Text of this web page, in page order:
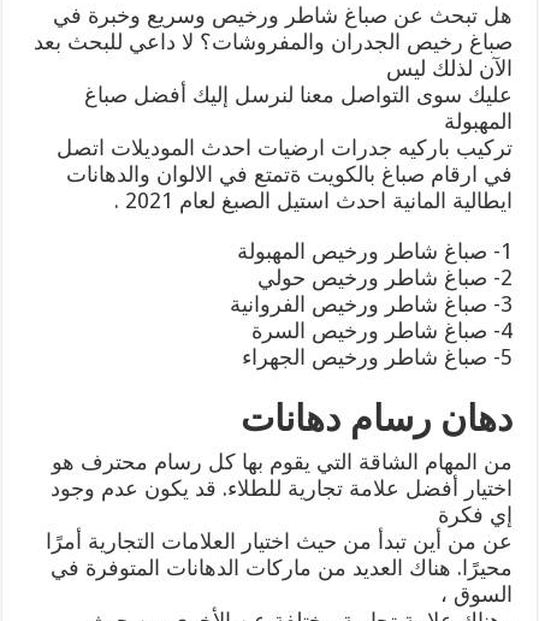
هل تبحث عن صباغ شاطر ورخيص وسريع وخبرة في
صباغ رخيص الجدران والمفروشات؟ لا داعي للبحث بعد
الآن لذلك ليس
عليك سوى التواصل معنا لنرسل إليك أفضل صباغ
المهبولة
تركيب باركيه جدرات ارضيات احدث الموديلات اتصل
في ارقام صباغ بالكويت ةتمتع في الالوان والدهانات
ايطالية المانية احدث استيل الصبغ لعام 2021 .
1- صباغ شاطر ورخيص المهبولة
2- صباغ شاطر ورخيص حولي
3- صباغ شاطر ورخيص الفروانية
4- صباغ شاطر ورخيص السرة
5- صباغ شاطر ورخيص الجهراء
دهان رسام دهانات
من المهام الشاقة التي يقوم بها كل رسام محترف هو
اختيار أفضل علامة تجارية للطلاء. قد يكون عدم وجود
إي فكرة
عن من أين تبدأ من حيث اختيار العلامات التجارية أمرًا
محيرًا. هناك العديد من ماركات الدهانات المتوفرة في
السوق ،